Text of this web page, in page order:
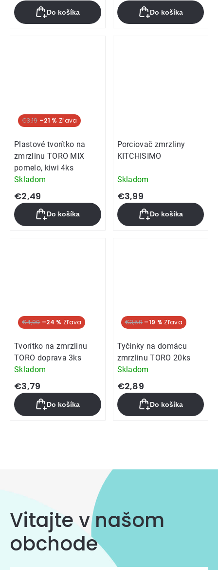
Do košíka Do košíka
€3,19 –21 %
Plastové tvorítko na
zmrzlinu TORO MIX
pomelo, kiwi 4ks
Skladom
€2,49
Do košíka
Porciovač zmrzliny
KITCHISIMO
Skladom
€3,99
Do košíka
€4,99 –24 %
Tvorítko na zmrzlinu
TORO doprava 3ks
Skladom
€3,79
Do košíka
€3,59 –19 %
Tyčinky na domácu
zmrzlinu TORO 20ks
Skladom
€2,89
Do košíka
prvky
výpisu
Vitajte v našom
obchode